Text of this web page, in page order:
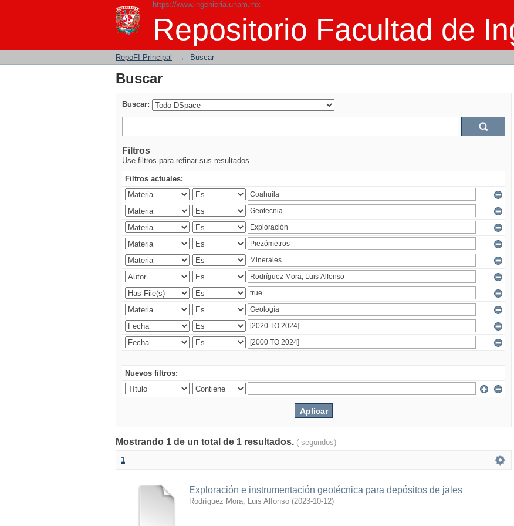
https://www.ingenieria.unam.mx
Repositorio Facultad de
Buscar
RepoFI Principal → Buscar
Buscar
Buscar:
Filtros
Use filtros para refinar sus resultados.
Filtros actuales:
Nuevos filtros:
Mostrando 1 de un total de 1 resultados. ( segundos)
1
Exploración e instrumentación geotécnica para depósitos de jales
Rodríguez Mora, Luis Alfonso (2023-10-12)